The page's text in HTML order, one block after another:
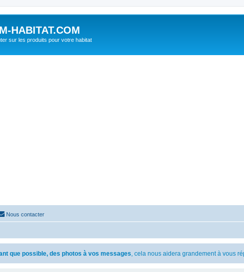
HABITAT.COM
sur les produits pour votre habitat
Nous contacter
que possible, des photos à vos messages, cela nous aidera grandement à vous